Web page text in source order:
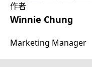
作者
Winnie Chung
Marketing Manager